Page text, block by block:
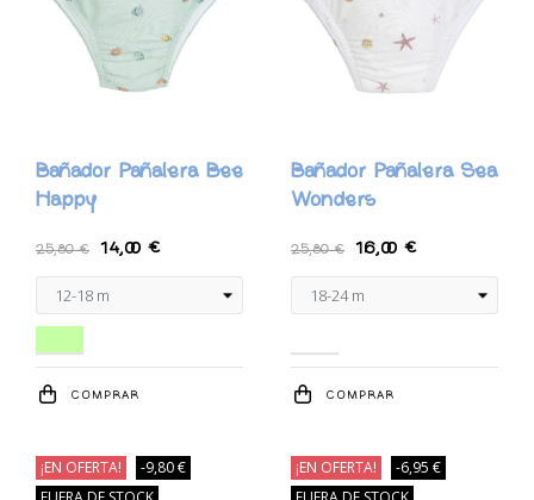
Bañador Pañalera Bee
Happy
25,80 € 14,00 €
COMPRAR
Bañador Pañalera Sea
Wonders
25,80 € 16,00 €
COMPRAR
¡EN OFERTA!
-9,80 €
¡EN OFERTA!
-6,95 €